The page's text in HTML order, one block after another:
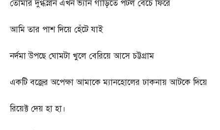
তোমার দুগ্ধস্নান এখন ভ্যান গাড়িতে পটল বেচে ফিরে
আমি তার পাশ দিয়ে হেঁটে যাই
নর্দমা উপছে ঘোমটা খুলে বেরিয়ে আসে চট্টগ্রাম
একটি বজ্রের অপেক্ষা আমাকে ম্যানহোলের ঢাকনায় আটকে দিয়ে
রিয়েক্ট দেয় হা হা।